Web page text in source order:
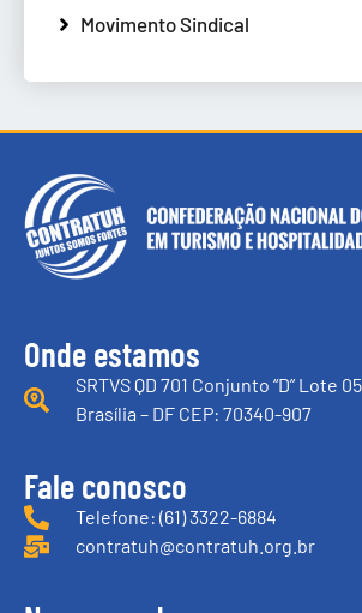
Movimento Sindical
Onde estamos
SRTVS QD 701 Conjunto “D” Lote
Brasília – DF CEP: 70340-907
Fale conosco
Telefone: (61) 3322-6884
contratuh@contratuh.org.br